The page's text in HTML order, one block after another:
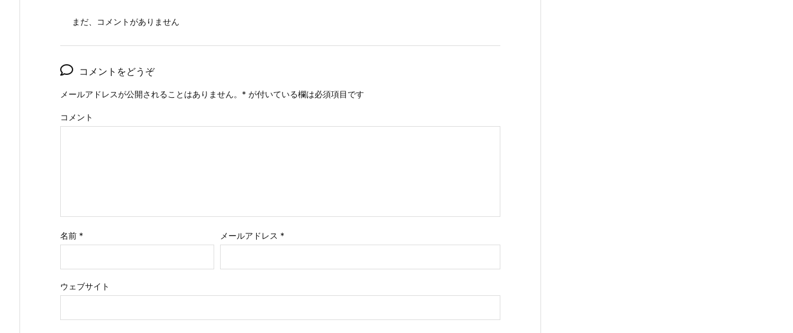
まだ、コメントがありません
コメントをどうぞ
メールアドレスが公開されることはありません。 * が付いている欄は必須項目です
コメント
名前 * メールアドレス *
ウェブサイト